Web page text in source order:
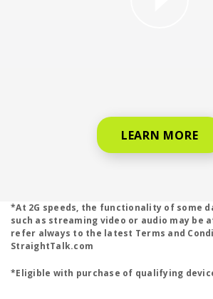
LEARN MORE
*At 2G speeds, the functionality of some
such as streaming video or audio may be
refer always to the latest Terms and
StraightTalk.com
*Eligible with purchase of qualifying